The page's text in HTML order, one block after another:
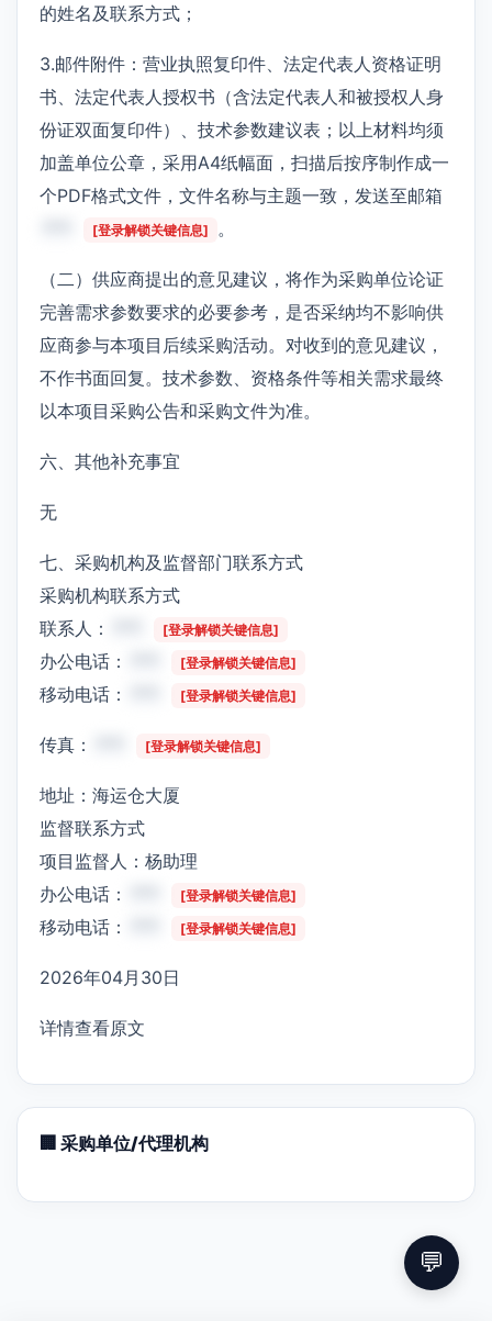
的姓名及联系方式；
3.邮件附件：营业执照复印件、法定代表人资格证明
书、法定代表人授权书（含法定代表人和被授权人身
份证双面复印件）、技术参数建议表；以上材料均须
加盖单位公章，采用A4纸幅面，扫描后按序制作成一
个PDF格式文件，文件名称与主题一致，发送至邮箱
[登录解锁关键信息] 。
（二）供应商提出的意见建议，将作为采购单位论证
完善需求参数要求的必要参考，是否采纳均不影响供
应商参与本项目后续采购活动。对收到的意见建议，
不作书面回复。技术参数、资格条件等相关需求最终
以本项目采购公告和采购文件为准。
六、其他补充事宜
无
七、采购机构及监督部门联系方式
采购机构联系方式
联系人：
[登录解锁关键信息]
办公电话： [登录解锁关键信息]
移动电话： [登录解锁关键信息]
传真： [登录解锁关键信息]
地址：海运仓大厦
监督联系方式
项目监督人：杨助理
办公电话：
[登录解锁关键信息]
移动电话： [登录解锁关键信息]
2026年04月30日
详情查看原文
🏢 采购单位/代理机构
💬